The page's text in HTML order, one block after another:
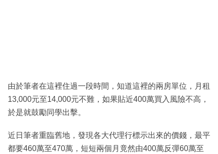
由於筆者在這裡住過一段時間，知道這裡的兩房單位，月租
13,000元至14,000元不難，如果貼近400萬買入風險不高，
於是就鼓勵同學出擊。
近日筆者重臨舊地，發現各大代理行標示出來的價錢，最平
都要460萬至470萬，短短兩個月竟然由400萬反彈60萬至